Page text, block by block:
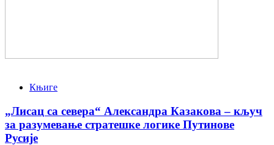
Књиге
„Лисац са севера“ Александра Казакова – кључ
за разумевање стратешке логике Путинове
Русије